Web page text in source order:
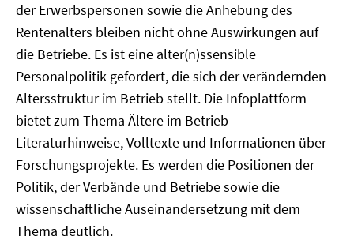
der Erwerbspersonen sowie die Anhebung des
Rentenalters bleiben nicht ohne Auswirkungen auf
die Betriebe. Es ist eine alter(n)ssensible
Personalpolitik gefordert, die sich der verändernden
Altersstruktur im Betrieb stellt. Die Infoplattform
bietet zum Thema Ältere im Betrieb
Literaturhinweise, Volltexte und Informationen über
Forschungsprojekte. Es werden die Positionen der
Politik, der Verbände und Betriebe sowie die
wissenschaftliche Auseinandersetzung mit dem
Thema deutlich.